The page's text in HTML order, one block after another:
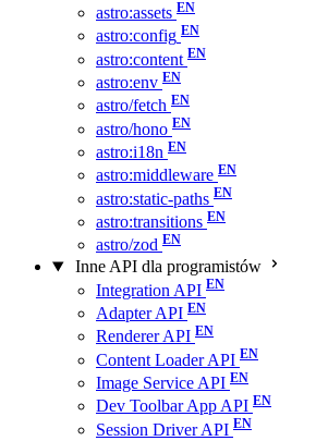
astro:assets
astro:config
astro:content
astro:env
astro/fetch
astro/hono
astro:i18n
astro:middleware
astro:static-paths
astro:transitions
astro/zod
Inne API dla programistów
Integration API
Adapter API
Renderer API
Content Loader API
Image Service API
Dev Toolbar App API
Session Driver API